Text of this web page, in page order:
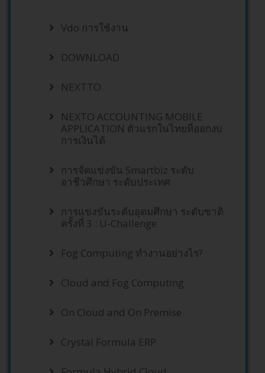
Vdo การใช้งาน
DOWNLOAD
NEXTTO
NEXTO ACCOUNTING MOBILE
APPLICATION ตัวแรกในไทยที่ออกงบ
การเงินได้
การจัดแข่งขัน Smartbiz ระดับ
อาชีวศึกษา ระดับประเทศ
การแข่งขันระดับอุดมศึกษา ระดับชาติ
ครั้งที่ 3 : U-Challenge
Fog Computing ทำงานอย่างไร?
Cloud and Fog Computing
On Cloud and On Premise
Crystal Formula ERP